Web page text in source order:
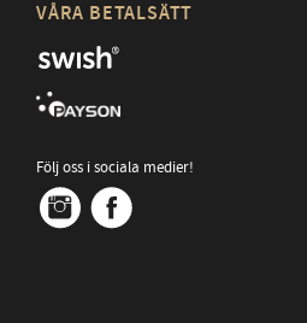
VÅRA BETALSÄTT
Följ oss i sociala medier!